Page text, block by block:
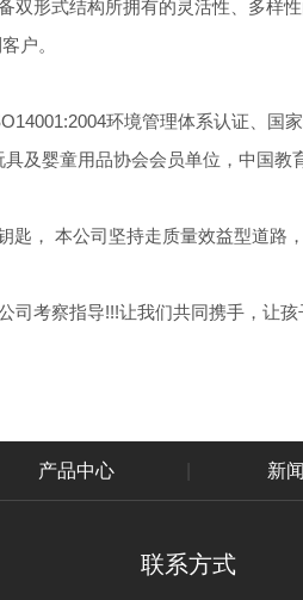
双形式结构所拥有的灵活性、多
户。
环境管理体系认证、国
及婴童用品协会会员单位，中国教
， 本公司坚持走质量效益型道路
考察指导!!!让我们共同携手，让
产品中心 新
联系方式